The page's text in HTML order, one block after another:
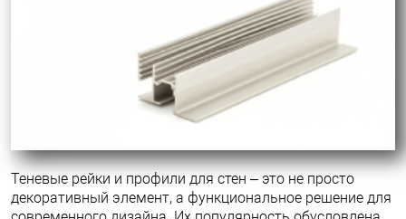
Теневые рейки и профили для стен – это не просто
декоративный элемент, а функциональное решение для